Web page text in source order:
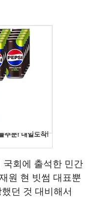
국회에 출석한 민간
원 현 빗썸 대표뿐
던 것 대비해서